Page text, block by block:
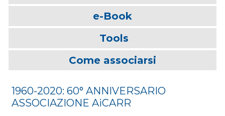
e-Book
Tools
Come associarsi
1960-2020: 60° ANNIVERSARIO
ASSOCIAZIONE AiCARR